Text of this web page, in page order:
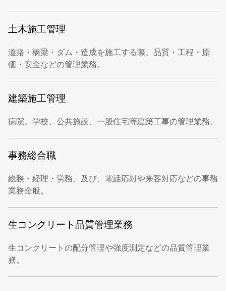
土木施工管理
道路・橋梁・ダム・造成を施工する際、品質・工程・原
価・安全などの管理業務。
建築施工管理
病院、学校、公共施設、一般住宅等建築工事の管理業務。
事務総合職
総務・経理・労務、及び、電話応対や来客対応などの事務
業務全般。
生コンクリート品質管理業務
生コンクリートの配分管理や強度測定などの品質管理業
務。